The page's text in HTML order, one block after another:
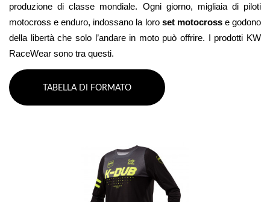
produzione di classe mondiale. Ogni giorno, migliaia di piloti
motocross e enduro, indossano la loro set motocross e godono
della libertà che solo l’andare in moto può offrire. I prodotti KW
RaceWear sono tra questi.
TABELLA DI FORMATO